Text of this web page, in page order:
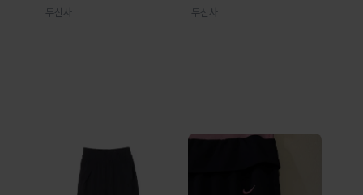
깅스 - 네이비 QR122OPF13
무신사
즈 레깅스 - 블랙
무신사